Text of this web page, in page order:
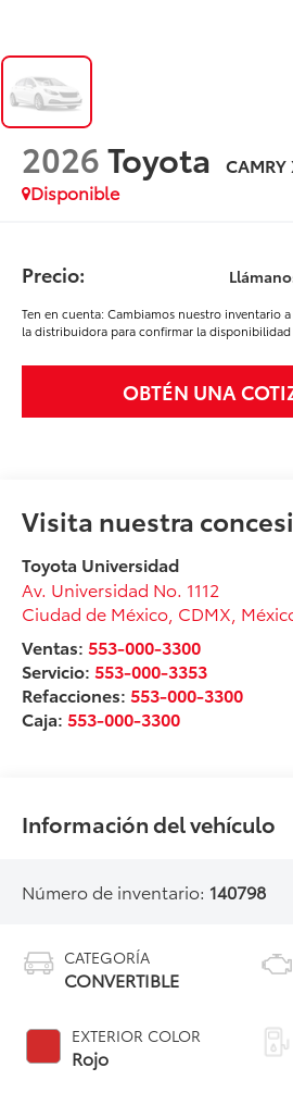
2026Toyota
CAMRY
Disponible
Precio:
Ten en cuenta: Cambiamos nuestro inventario
la distribuidora para confirmar la
OBTÉN UNA
Visita nuestra
Toyota Universidad
Av. Universidad No. 1112
Ciudad de México CDMX ,
Ventas:553-000-3300
Servicio:553-000-3353
Refacciones:553-000-3300
Caja:553-000-3300
Información del vehículo
Número de inventario: 140798
CATEGORÍA
CONVERTIBLE
EXTERIOR COLOR
Rojo